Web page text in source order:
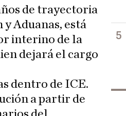
de trayectoria
Aduanas, está
interino de la
dejará el cargo
dentro de ICE.
a partir de